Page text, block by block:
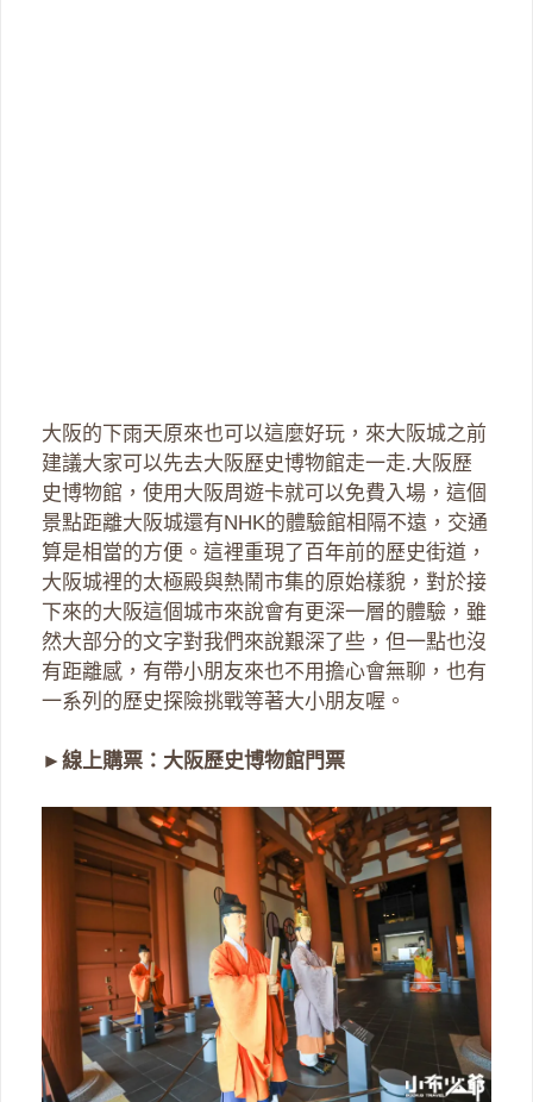
大阪的下雨天原來也可以這麼好玩，來大阪城之前
建議大家可以先去大阪歷史博物館走一走.大阪歷
史博物館，使用大阪周遊卡就可以免費入場，這個
景點距離大阪城還有NHK的體驗館相隔不遠，交通
算是相當的方便。這裡重現了百年前的歷史街道，
大阪城裡的太極殿與熱鬧市集的原始樣貌，對於接
下來的大阪這個城市來說會有更深一層的體驗，雖
然大部分的文字對我們來說艱深了些，但一點也沒
有距離感，有帶小朋友來也不用擔心會無聊，也有
一系列的歷史探險挑戰等著大小朋友喔。
► 線上購票：大阪歷史博物館門票